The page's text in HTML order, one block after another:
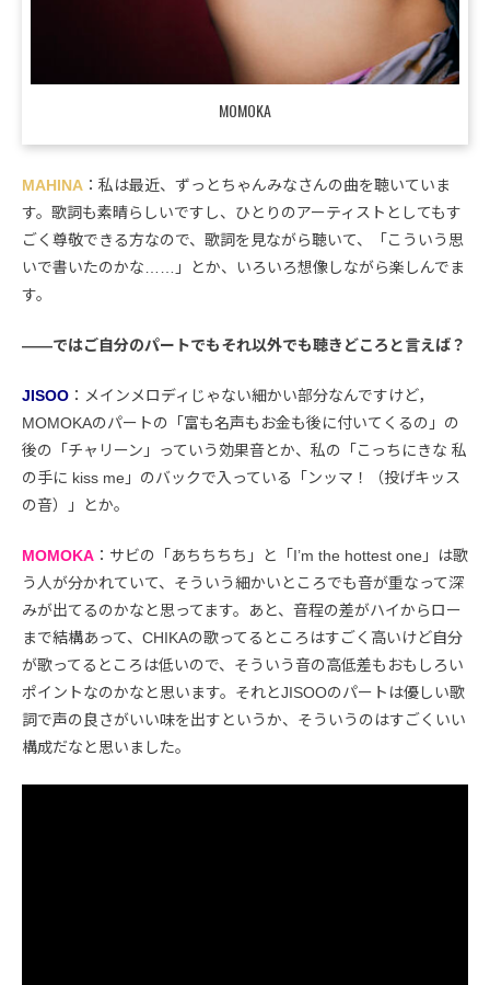
MOMOKA
MAHINA ：私は最近、ずっとちゃんみなさんの曲を聴いていま
す。歌詞も素晴らしいですし、ひとりのアーティストとしてもす
ごく尊敬できる方なので、歌詞を見ながら聴いて、「こういう思
いで書いたのかな……」とか、いろいろ想像しながら楽しんでま
す。
――ではご自分のパートでもそれ以外でも聴きどころと言えば？
JISOO ：メインメロディじゃない細かい部分なんですけど，
MOMOKAのパートの「富も名声もお金も後に付いてくるの」の
後の「チャリーン」っていう効果音とか、私の「こっちにきな 私
の手に kiss me」のバックで入っている「ンッマ！（投げキッス
の音）」とか。
MOMOKA ：サビの「あちちちち」と「I’m the hottest one」は歌
う人が分かれていて、そういう細かいところでも音が重なって深
みが出てるのかなと思ってます。あと、音程の差がハイからロー
まで結構あって、CHIKAの歌ってるところはすごく高いけど自分
が歌ってるところは低いので、そういう音の高低差もおもしろい
ポイントなのかなと思います。それとJISOOのパートは優しい歌
詞で声の良さがいい味を出すというか、そういうのはすごくいい
構成だなと思いました。